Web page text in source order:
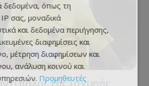
δεδομένα, όπως τη
σας, μοναδικά
και δεδομένα περιήγησης,
διαφημίσεις και
μέτρηση διαφημίσεων και
ανάλυση κοινού και
Προμηθευτές